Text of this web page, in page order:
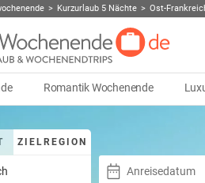
Kurzurlaub 5 Nächte Ost-
Romantik Wochenende
ZIELREGION